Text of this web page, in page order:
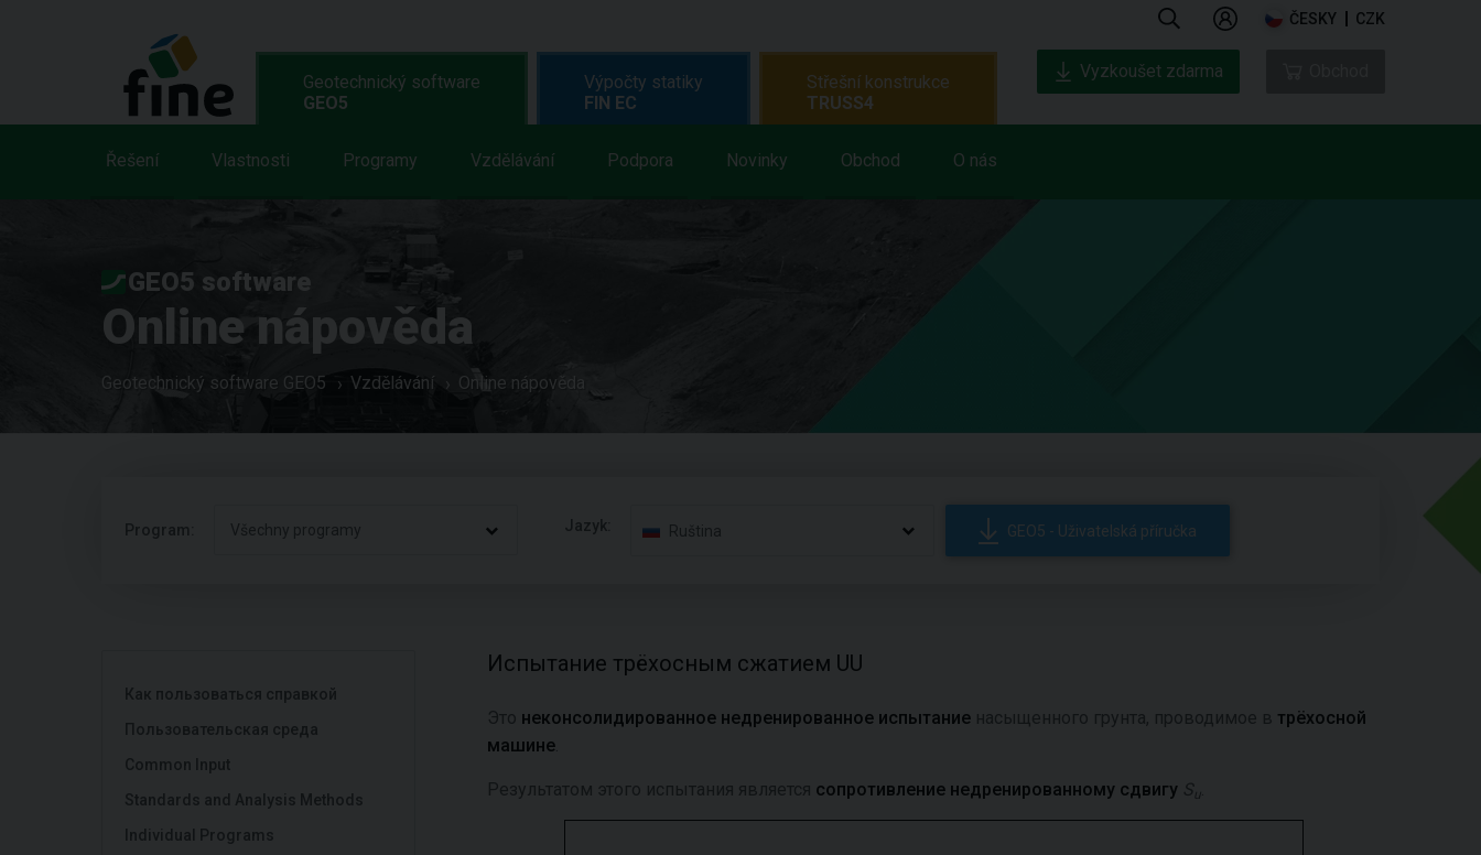
ČESKY CZK
Geotechnický software
GEO5
Řešení Vlastnosti Programy Vzdělávání Podpora Novinky Obchod O nás
Výpočty statiky
FIN EC
Střešní konstrukce
TRUSS4
Vyzkoušet zdarma
GEO5 software
Online nápověda
Geotechnický software GEO5 Vzdělávání Online nápověda
Program: Všechny programy Jazyk: Ruština GEO5 - Uživatelská příručka
Как пользоваться справкой
Пользовательская среда
Common Input
Standards and Analysis Methods
Individual Programs
Испытание трёхосным сжатием UU
Это неконсолидированное недренированное испытание насыщенного грунта, проводимое в трёхосной
машине
Результатом этого испытания является сопротивление недренированному сдвигу Su